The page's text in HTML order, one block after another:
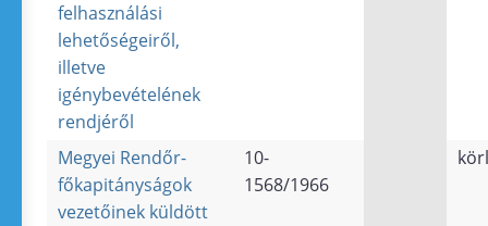
felhasználási
lehetőségeiről,
illetve
igénybevételének
rendjéről
Megyei Rendőr-
főkapitányságok
vezetőinek küldött
10-
1568/1966